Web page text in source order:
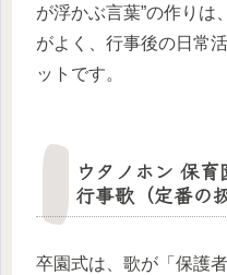
が浮かぶ言葉”の作りは
がよく、行事後の日常
ットです。
ウタノホン 保
行事歌（定番の
卒園式は、歌が「保護